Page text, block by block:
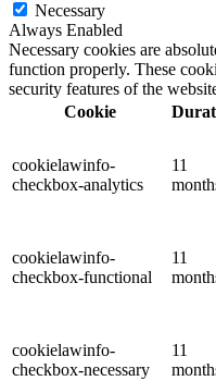
Necessary
Always Enabled
Necessary cookies are
function properly. These
security features of the
Cookie
cookielawinfo-
checkbox-analytics
11
cookielawinfo-
checkbox-functional
11
cookielawinfo-
checkbox-necessary
11